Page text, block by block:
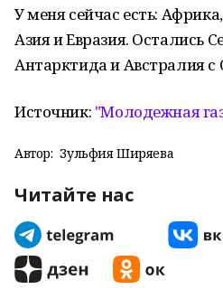
У меня сейчас есть:
Азия и Евразия. Остались
Антарктида и Австралия с
Источник: "Молодежная
Автор: Зульфия Ширяева
Читайте нас